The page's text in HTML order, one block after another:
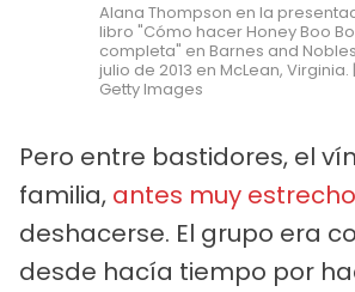
Alana Thompson en la
libro "Cómo hacer Honey Boo
completa" en Barnes and Nobles
julio de 2013 en McLean, Virginia.
Getty Images
Pero entre bastidores, el
familia, antes muy estrecho
deshacerse. El grupo era
desde hacía tiempo por